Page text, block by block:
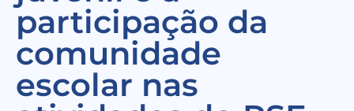
participação da
comunidade
escolar nas